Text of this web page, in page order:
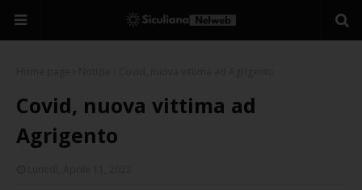
Covid, nuova vittima ad
Agrigento